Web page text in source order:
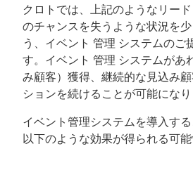
クロトでは、上記のようなリー
のチャンスを失うような状況を
う、イベント 管理 システムのご
す。イベント 管理 システムがあ
み顧客）獲得、継続的な見込み
ションを続けることが可能になり
イベント管理システムを導入する
以下のような効果が得られる可能